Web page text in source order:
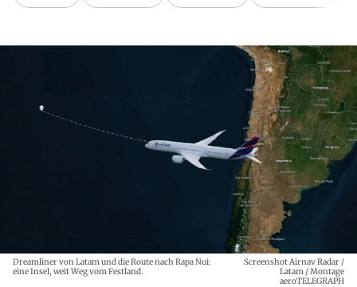
Dreamliner von Latam und die Route nach Rapa Nui:
eine Insel, weit Weg vom Festland.
Screenshot Airnav Radar /
Latam / Montage
aeroTELEGRAPH